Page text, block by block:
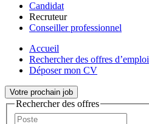
Candidat
Recruteur
Conseiller professionnel
Accueil
Rechercher des offres d’emploi
Déposer mon CV
Votre prochain job
Rechercher des offres